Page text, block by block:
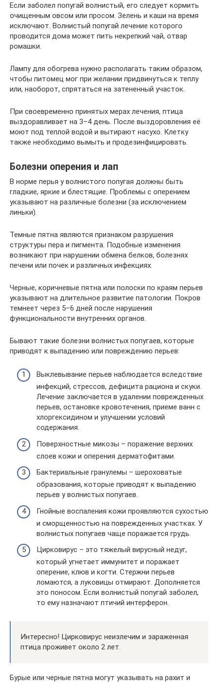
Если заболел попугай волнистый, его следует кормить
очищенным овсом или просом. Зелень и каши на время
исключают. Волнистый попугай лечение которого
проводится дома может пить некрепкий чай, отвар
ромашки.
Лампу для обогрева нужно располагать таким образом,
чтобы питомец мог при желании придвинуться к теплу
или, наоборот, спрятаться на затененный участок.
При своевременно принятых мерах лечения, птица
выздоравливает на 3–4 день. После выздоровления её
моют под теплой водой и вытирают насухо. Клетку
также необходимо вымыть и продезинфицировать.
Болезни оперения и лап
В норме перья у волнистого попугая должны быть
гладкие, яркие и блестящие. Проблемы с оперением
указывают на различные болезни (за исключением
линьки).
Темные пятна являются признаком разрушения
структуры пера и пигмента. Подобные изменения
возникают при нарушении обмена белков, болезнях
печени или почек и различных инфекциях.
Черные, коричневые пятна или полоски по краям перьев
указывают на длительное развитие патологии. Покров
темнеет через 5–6 дней после нарушения
функциональности внутренних органов.
Бывают такие болезни волнистых попугаев, которые
приводят к выпадению или повреждению перьев:
Выклевывание перьев наблюдается вследствие
инфекций, стрессов, дефицита рациона и скуки.
Лечение заключается в удалении поврежденных
перьев, остановке кровотечения, приеме ванн с
хлоргексидином и улучшении условий
содержания.
Поверхностные микозы – поражение верхних
слоев кожи и оперения дерматофитами.
Бактериальные гранулемы – шероховатые
образования, которые приводят к выпадению
перьев у волнистых попугаев.
Гнойные воспаления кожи проявляются сухостью
и сморщенностью на поврежденных участках. У
волнистых попугаев чаще поражается грудь.
Цирковирус – это тяжелый вирусный недуг,
который угнетает иммунитет и поражает
оперение, клюв и когти. Стержни перьев
ломаются, а луковицы отмирают. Дополняется
это поносом. Если волнистый попугай заболел,
то ему назначают птичий интерферон.
Интересно! Цирковирус неизлечим и зараженная
птица проживет около 2 лет.
Бурые или черные пятна могут указывать на рахит и